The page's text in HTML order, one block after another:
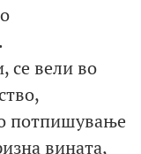
се вели во
потпишување
вината,